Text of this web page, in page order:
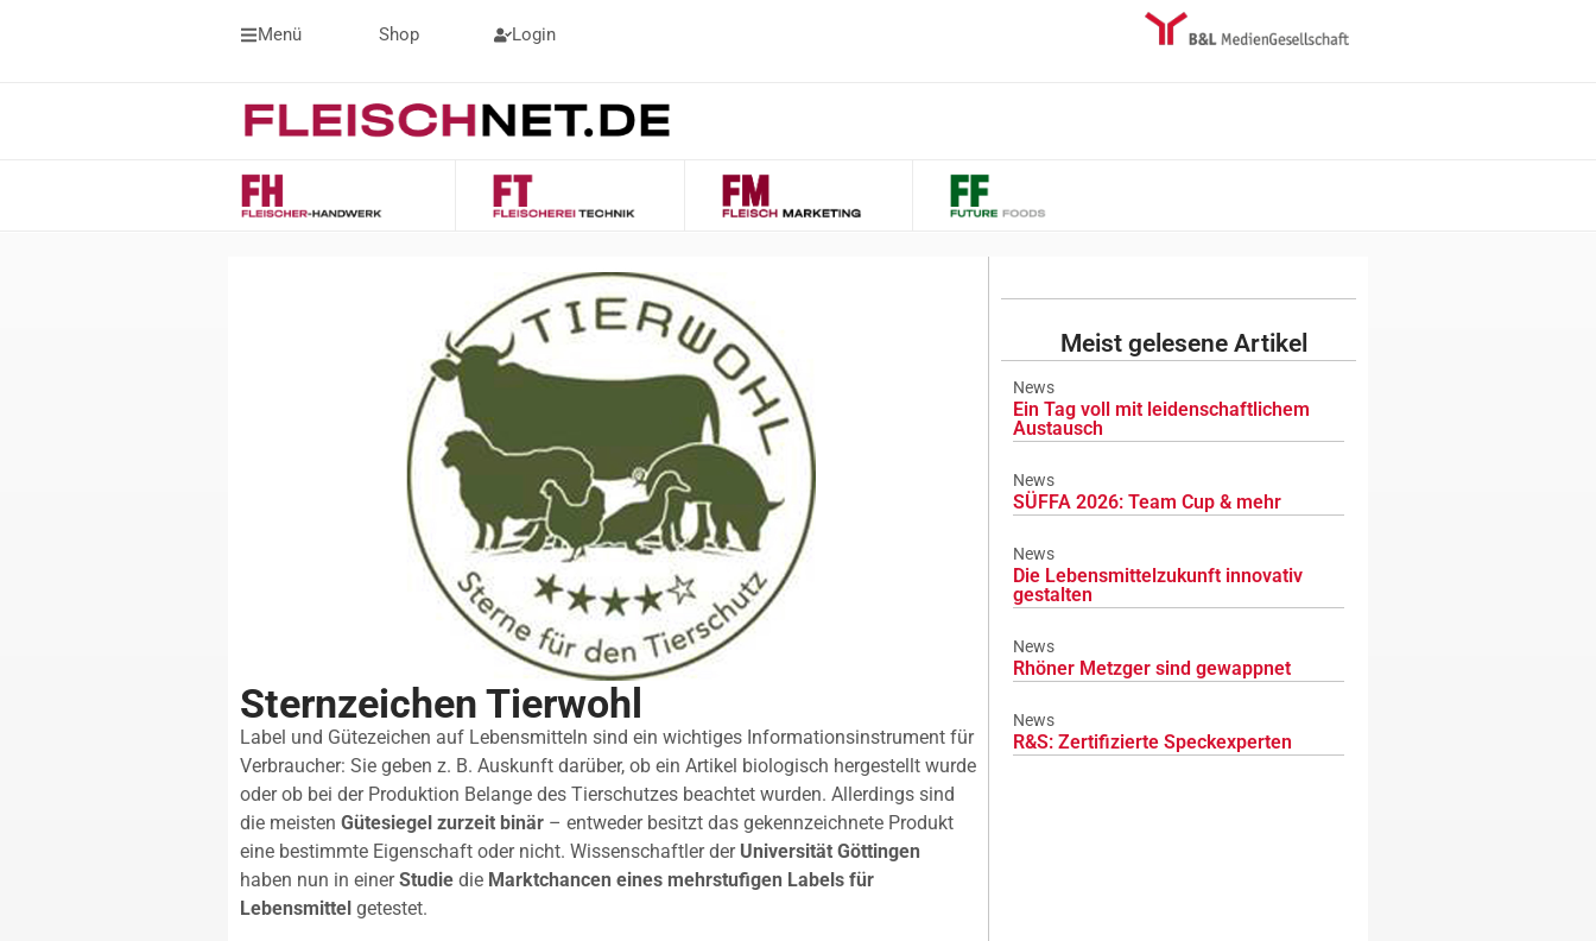
Menü Shop Login
Sternzeichen Tierwohl
Label und Gütezeichen auf Lebensmitteln sind ein wichtiges Informationsinstrument für
Verbraucher: Sie geben z. B. Auskunft darüber, ob ein Artikel biologisch hergestellt wurde
oder ob bei der Produktion Belange des Tierschutzes beachtet wurden. Allerdings sind
die meisten Gütesiegel zurzeit binär – entweder besitzt das gekennzeichnete Produkt
eine bestimmte Eigenschaft oder nicht. Wissenschaftler der Universität Göttingen
haben nun in einerStudie die Marktchancen eines mehrstufigen Labels für
Lebensmittel getestet.
Meist gelesene Artikel
News
Ein Tag voll mit leidenschaftlichem
Austausch
News
SÜFFA 2026: Team Cup & mehr
News
Die Lebensmittelzukunft innovativ
gestalten
News
Rhöner Metzger sind gewappnet
News
R&S: Zertifizierte Speckexperten